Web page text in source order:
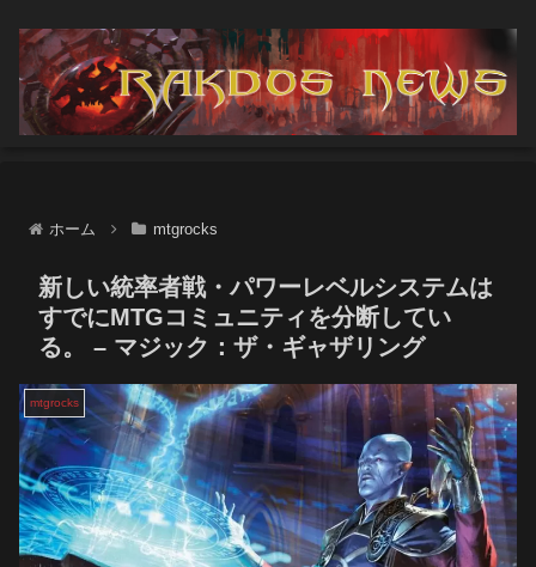
ホーム mtgrocks
新しい統率者戦・パワーレベルシステムは
すでにMTGコミュニティを分断してい
る。 – マジック：ザ・ギャザリング
mtgrocks